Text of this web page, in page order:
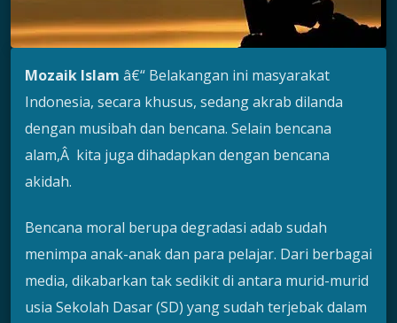
Mozaik Islam â€“ Belakangan ini masyarakat
Indonesia, secara khusus, sedang akrab dilanda
dengan musibah dan bencana. Selain bencana
alam,Â kita juga dihadapkan dengan bencana
akidah.
Bencana moral berupa degradasi adab sudah
menimpa anak-anak dan para pelajar. Dari berbagai
media, dikabarkan tak sedikit di antara murid-murid
usia Sekolah Dasar (SD) yang sudah terjebak dalam